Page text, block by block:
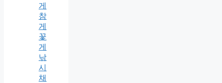
게
참
게
꽃
게
낚
시
채